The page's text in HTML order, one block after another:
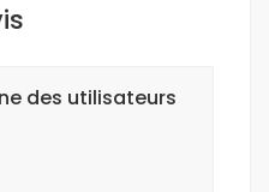
des utilisateurs